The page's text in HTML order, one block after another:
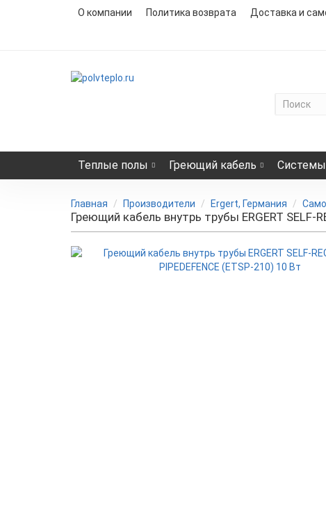
О компании Политика возврата Доставка и
Теплые полы Греющий кабель Системы
Главная Производители Ergert, Германия
Греющий кабель внутрь трубы ERGERT SELF-